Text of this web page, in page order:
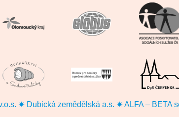
✷ Dubická zemědělská a.s. ✷ ALFA – BETA